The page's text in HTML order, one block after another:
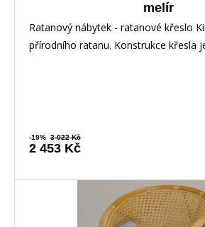
melír
Ratanový nábytek - ratanové křeslo
přírodního ratanu. Konstrukce křesla
-19% 3 022 Kč
2 453 Kč